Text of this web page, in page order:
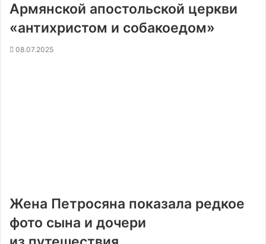
Армянской апостольской церкви
«антихристом и собакоедом»
08.07.2025
Жена Петросяна показала редкое
фото сына и дочери